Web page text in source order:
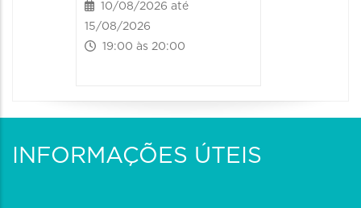
10/08/2026 até
15/08/2026
19:00 às 20:00
INFORMAÇÕES ÚTEIS